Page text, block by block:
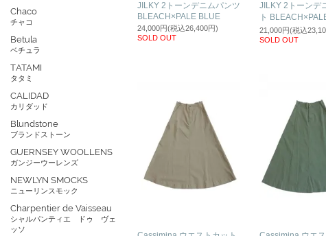
JILKY 2トーンデニムパンツ
BLEACH×PALE BLUE
24,000円(税込26,400円)
SOLD OUT
JILKY 2トーンデ
ト
21,000円(税込
SOLD OUT
Chaco
チャコ
Betula
ベチュラ
TATAMI
タタミ
CALIDAD
カリダッド
Blundstone
ブランドストーン
GUERNSEY WOOLLENS
ガンジーウーレンズ
NEWLYN SMOCKS
ニューリンスモック
Charpentier de Vaisseau
シャルパンティエ ドゥ ヴェ
ッソ